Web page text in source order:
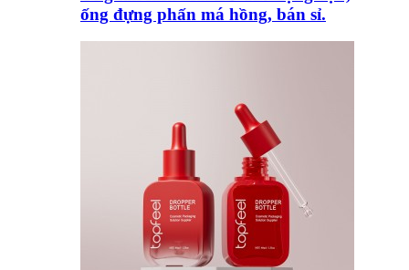
ống đựng phấn má hồng, bán sỉ.